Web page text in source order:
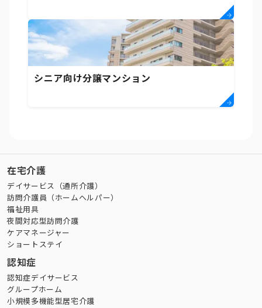
シニア向け分譲マンション
在宅介護
デイサービス（通所介護）
訪問介護員（ホームヘルパー）
福祉用具
夜間対応型訪問介護
ケアマネージャー
ショートステイ
認知症
認知症デイサービス
グループホーム
小規模多機能型居宅介護